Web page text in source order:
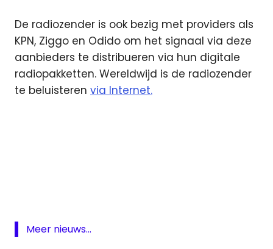
De radiozender is ook bezig met providers als
KPN, Ziggo en Odido om het signaal via deze
aanbieders te distribueren via hun digitale
radiopakketten. Wereldwijd is de radiozender
te beluisteren via Internet.
digitale
Meer nieuws...